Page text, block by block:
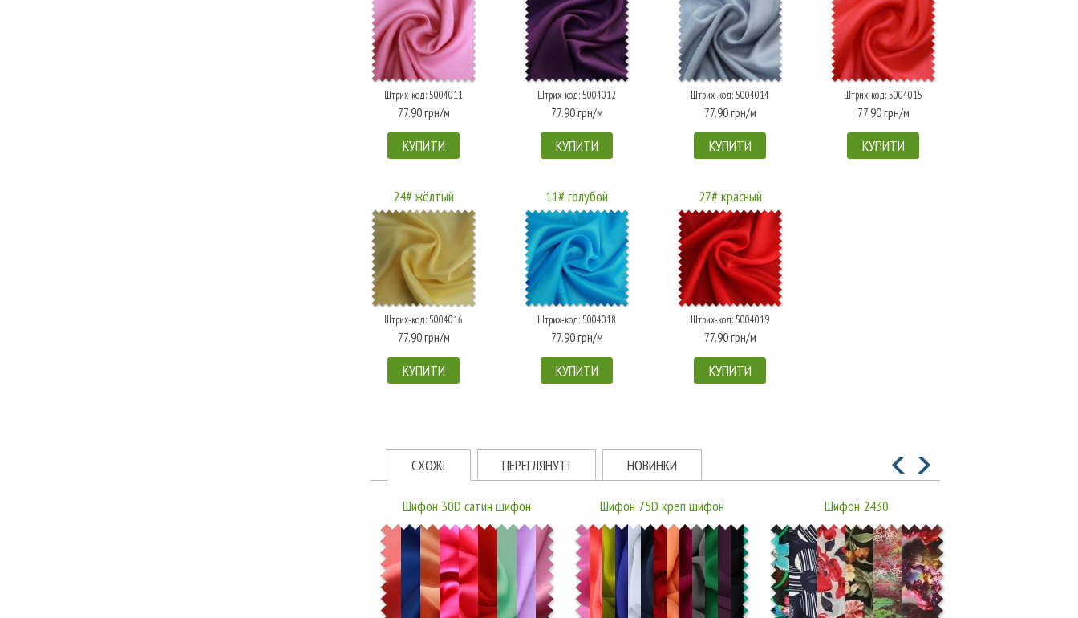
Штрих-код: 5004011
77.90 грн/м
КУПИТИ
Штрих-код: 5004012
77.90 грн/м
КУПИТИ
Штрих-код: 5004014
77.90 грн/м
КУПИТИ
Штрих-код: 5004015
77.90 грн/м
КУПИТИ
24# жёлтый
Штрих-код: 5004016
77.90 грн/м
КУПИТИ
11# голубой
Штрих-код: 5004018
77.90 грн/м
КУПИТИ
27# красный
Штрих-код: 5004019
77.90 грн/м
КУПИТИ
СХОЖІ ПЕРЕГЛЯНУТІ НОВИНКИ
Шифон 30D сатин шифон Шифон 75D креп шифон Шифон 2430